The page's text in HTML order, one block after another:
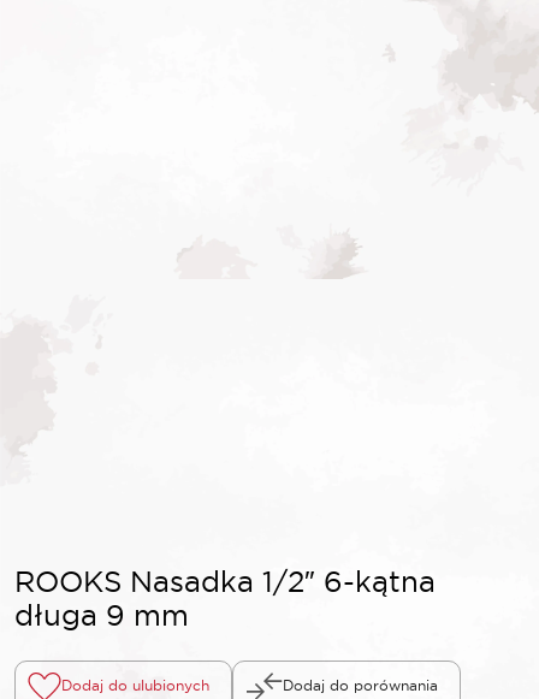
ROOKS Nasadka 1/2″ 6-kątna
długa 9 mm
Dodaj do ulubionych Dodaj do porównania